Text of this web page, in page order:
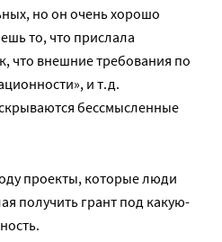
но он очень хорошо
то, что прислала
что внешние требования по
и т.д.
бессмысленные
проекты, которые люди
получить грант под какую-